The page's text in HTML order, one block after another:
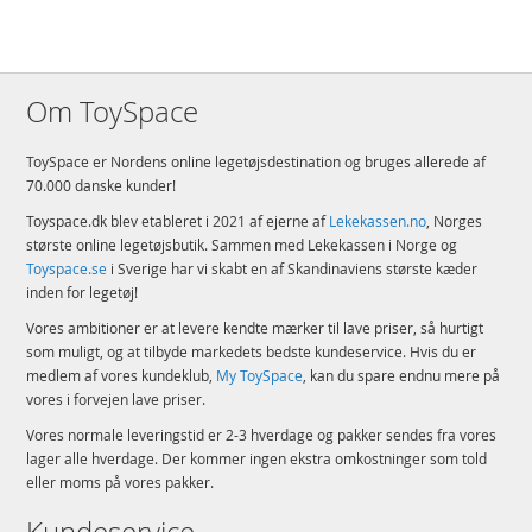
Alder: fra 18 år
EAN
Mærke LEGO
Om ToySpace
ToySpace er Nordens online legetøjsdestination og bruges allerede af
70.000 danske kunder!
Toyspace.dk blev etableret i 2021 af ejerne afLekekassen.no, Norges
største online legetøjsbutik. Sammen med Lekekassen i Norge og
Toyspace.se i Sverige har vi skabt en af Skandinaviens største kæder
inden for legetøj!
Vores ambitioner er at levere kendte mærker til lave priser, så hurtigt
som muligt, og at tilbyde markedets bedste kundeservice. Hvis du er
medlem af vores kundeklub, My ToySpace, kan du spare endnu mere på
vores i forvejen lave priser.
Vores normale leveringstid er 2-3 hverdage og pakker sendes fra vores
lager alle hverdage. Der kommer ingen ekstra omkostninger som told
eller moms på vores pakker.